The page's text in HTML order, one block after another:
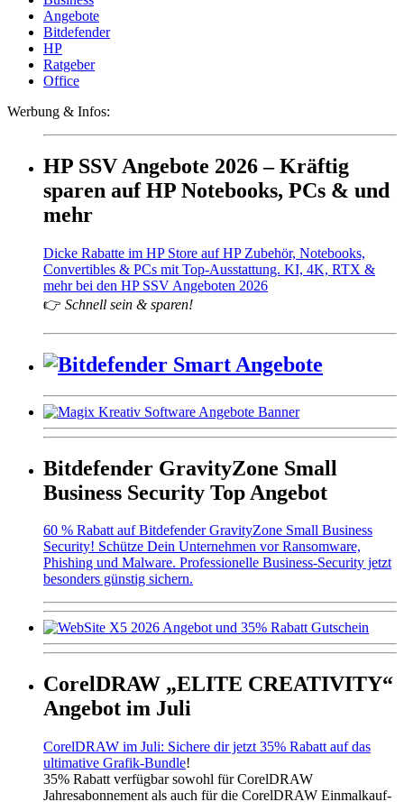
Angebote
Bitdefender
HP
Ratgeber
Office
Werbung & Infos:
HP SSV Angebote 2026 – Kräftig
sparen auf HP Notebooks, PCs & und
mehr
Dicke Rabatte im HP Store auf HP Zubehör, Notebooks,
Convertibles & PCs mit Top-Ausstattung. KI, 4K, RTX &
mehr bei den HP SSV Angeboten 2026
👉 Schnell sein & sparen!
Bitdefender GravityZone Small
Business Security Top Angebot
60 % Rabatt auf Bitdefender GravityZone Small Business
Security! Schütze Dein Unternehmen vor Ransomware,
Phishing und Malware. Professionelle Business-Security jetzt
besonders günstig sichern.
CorelDRAW „ELITE CREATIVITY“
Angebot im Juli
CorelDRAW im Juli: Sichere dir jetzt 35% Rabatt auf das
ultimative Grafik-Bundle!
35% Rabatt verfügbar sowohl für CorelDRAW
Jahresabonnement als auch für die CorelDRAW Einmalkauf-